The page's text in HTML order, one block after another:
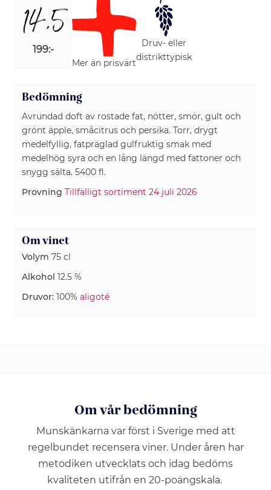
14,5
199:-
Mer än prisvärt
Druv- eller
distrikttypisk
Bedömning
Avrundad doft av rostade fat, nötter, smör, gult och
grönt äpple, småcitrus och persika. Torr, drygt
medelfyllig, fatpräglad gulfruktig smak med
medelhög syra och en lång längd med fattoner och
snygg sälta. 5400 fl.
Provning Tillfälligt sortiment 24 juli 2026
Om vinet
Volym 75 cl
Alkohol 12.5 %
Druvor: 100% aligoté
Om vår bedömning
Munskänkarna var först i Sverige med att
regelbundet recensera viner. Under åren har
metodiken utvecklats och idag bedöms
kvaliteten utifrån en 20-poängskala.